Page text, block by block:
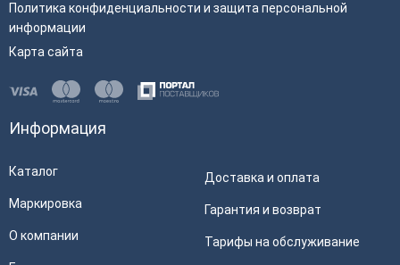
Политика конфиденциальности и защита персональной
информации
Карта сайта
Информация
Каталог
Маркировка
О компании
Доставка и оплата
Гарантия и возврат
Тарифы на обслуживание